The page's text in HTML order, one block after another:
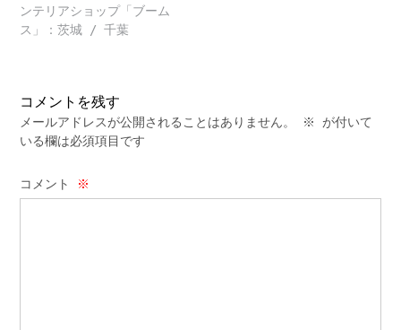
ンテリアショップ「ブーム
ス」：茨城 / 千葉
コメントを残す
メールアドレスが公開されることはありません。 ※
が付いて
いる欄は必須項目です
コメント ※